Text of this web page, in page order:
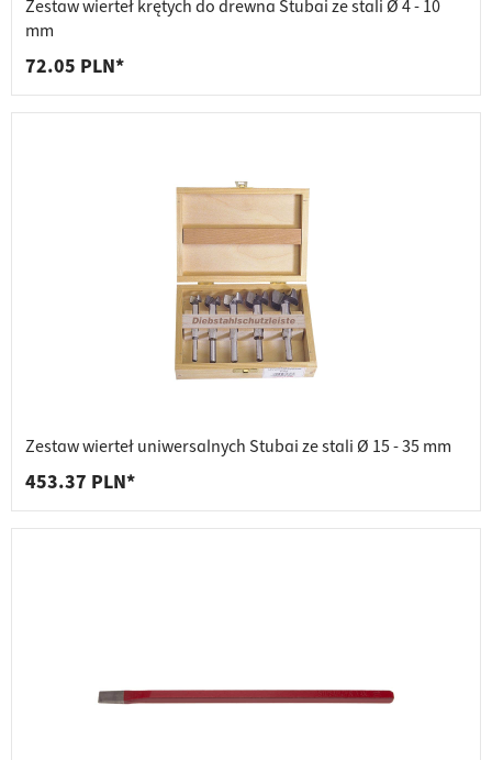
Zestaw wierteł krętych do drewna Stubai ze stali Ø 4 - 10
mm
72.05 PLN*
Zestaw wierteł uniwersalnych Stubai ze stali Ø 15 - 35 mm
453.37 PLN*